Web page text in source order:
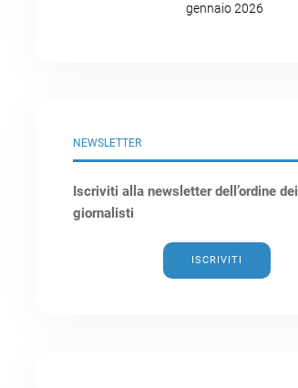
gennaio 2026
NEWSLETTER
Iscriviti alla newsletter dell’ordine dei
giornalisti
ISCRIVITI